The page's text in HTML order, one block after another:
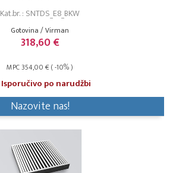
Kat.br. : SNTDS_E8_BKW
Gotovina / Virman
318,60 €
MPC 354,00 € ( -10% )
Isporučivo po narudžbi
Nazovite nas!